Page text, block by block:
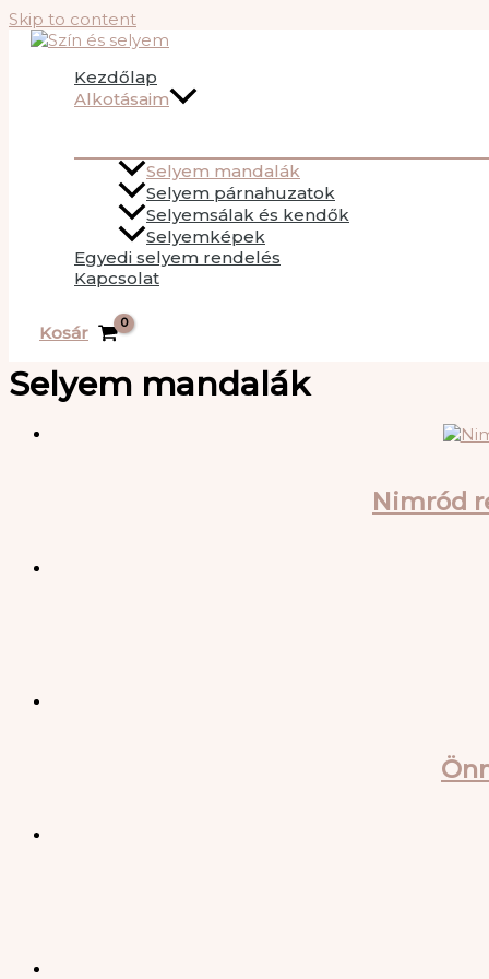
Skip to content
Kezdőlap
Alkotásaim
Selyem mandalák
Selyem párnahuzatok
Selyemsálak és kendők
Selyemképek
Egyedi selyem rendelés
Kapcsolat
Kosár
Selyem mandalák
Nimród